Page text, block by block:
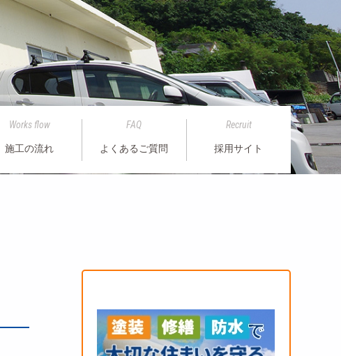
Works flow
施工の流れ
FAQ
よくあるご質問
Recruit
採用サイト